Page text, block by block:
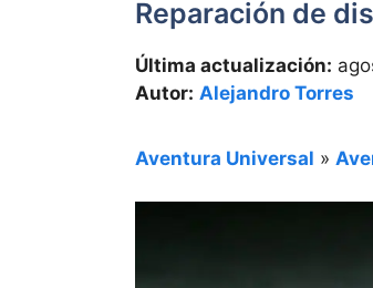
Reparación de
Última actualización:
Autor: Alejandro Torres
Aventura Universal »